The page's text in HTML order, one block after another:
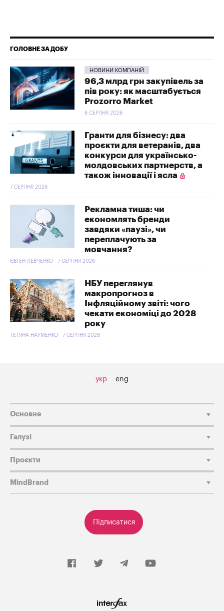
ГОЛОВНЕ ЗА ДОБУ
НОВИНИ КОМПАНІЙ
96,3 млрд грн закупівель за
пів року: як масштабується
Prozorro Market
8 СЕРПНЯ 2026
Гранти для бізнесу: два
проєкти для ветеранів, два
конкурси для українсько-
молдовських партнерств, а
також інновації і ясла
7 СЕРПНЯ 2026
Рекламна тиша: чи
економлять бренди
завдяки «паузі», чи
переплачують за
мовчання?
ЄВГЕН ЛЕВЧЕНКО - 7 СЕРПНЯ 2026
НБУ переглянув
макропрогноз в
Інфляційному звіті: чого
чекати економіці до 2028
року
ТЕТЯНА НАУМЕНКО - 7 СЕРПНЯ 2026
укр eng
Підписатися
Основне
Галузі
Проєкти
MindBrand